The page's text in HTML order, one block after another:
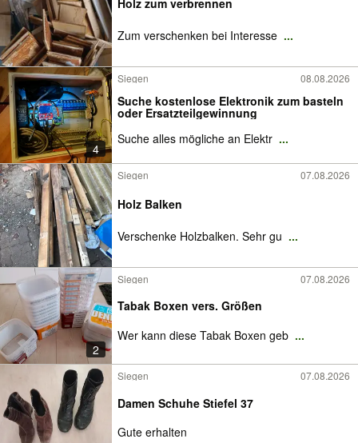
Holz zum verbrennen
Zum verschenken bei Interesse ...
4
Siegen 08.08.2026
Suche kostenlose Elektronik zum basteln
oder Ersatzteilgewinnung
Suche alles mögliche an Elektr ...
Siegen 07.08.2026
Holz Balken
Verschenke Holzbalken. Sehr gu ...
2
Siegen 07.08.2026
Tabak Boxen vers. Größen
Wer kann diese Tabak Boxen geb ...
Siegen 07.08.2026
Damen Schuhe Stiefel 37
Gute erhalten